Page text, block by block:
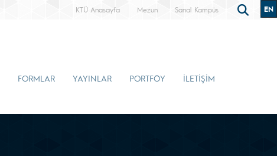
KTÜ Anasayfa Mezun Sanal Kampüs EN
FORMLAR YAYINLAR PORTFÖY İLETİŞİM